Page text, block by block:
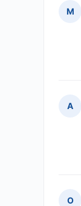
M
A
O